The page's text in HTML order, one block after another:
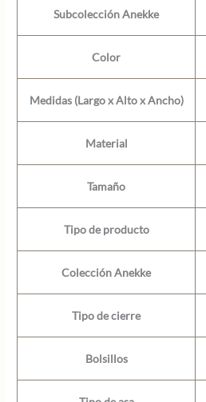
Subcolección Anekke
Color
Medidas (Largo x Alto x Ancho)
Material
Tamaño
Tipo de producto
Colección Anekke
Tipo de cierre
Bolsillos